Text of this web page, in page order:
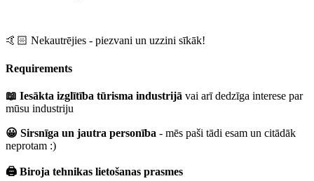
🤙🏻 Nekautrējies - piezvani un uzzini sīkāk!
Requirements
📖 Iesākta izglītība tūrisma industrijā vai arī dedzīga interese par
mūsu industriju
😀 Sirsnīga un jautra personība - mēs paši tādi esam un citādāk
neprotam :)
🖨️ Biroja tehnikas lietošanas prasmes